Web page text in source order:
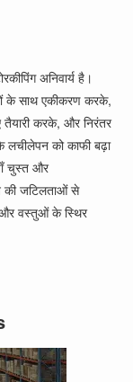
अनिवार्य है।
के साथ एकीकरण करके,
तैयारी करके, और निरंतर
लचीलेपन को काफी बढ़ा
चुस्त और
की जटिलताओं से
और वस्तुओं के स्थिर